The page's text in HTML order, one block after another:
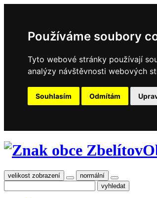
Používáme soubory
Tyto webové stránky používají
analýzy návštěvnosti webových
Souhlasím Odmítám
velikost zobrazení normální